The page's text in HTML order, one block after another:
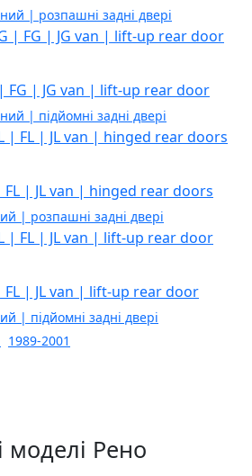
| розпашні задні двері
FG | JG van | lift-up rear door
| підйомні задні двері
FL | JL van | hinged rear doors
| розпашні задні двері
FL | JL van | lift-up rear door
| підйомні задні двері
1989-2001
моделі Рено